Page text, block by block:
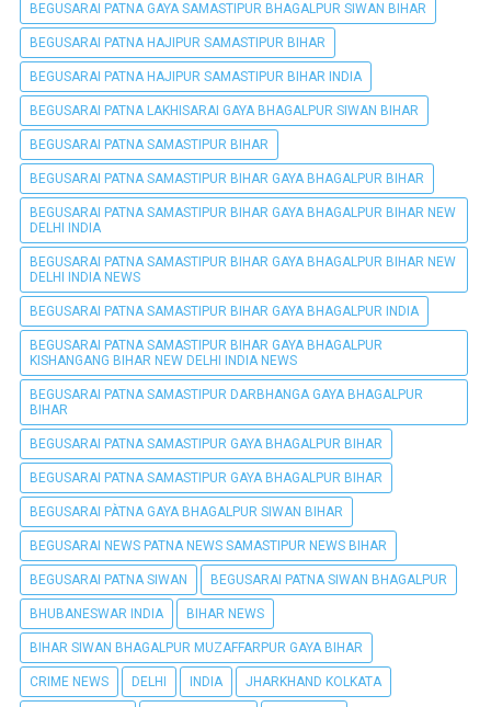
BEGUSARAI PATNA GAYA SAMASTIPUR BHAGALPUR SIWAN BIHAR
BEGUSARAI PATNA HAJIPUR SAMASTIPUR BIHAR
BEGUSARAI PATNA HAJIPUR SAMASTIPUR BIHAR INDIA
BEGUSARAI PATNA LAKHISARAI GAYA BHAGALPUR SIWAN BIHAR
BEGUSARAI PATNA SAMASTIPUR BIHAR
BEGUSARAI PATNA SAMASTIPUR BIHAR GAYA BHAGALPUR BIHAR
BEGUSARAI PATNA SAMASTIPUR BIHAR GAYA BHAGALPUR BIHAR NEW
DELHI INDIA
BEGUSARAI PATNA SAMASTIPUR BIHAR GAYA BHAGALPUR BIHAR NEW
DELHI INDIA NEWS
BEGUSARAI PATNA SAMASTIPUR BIHAR GAYA BHAGALPUR INDIA
BEGUSARAI PATNA SAMASTIPUR BIHAR GAYA BHAGALPUR
KISHANGANG BIHAR NEW DELHI INDIA NEWS
BEGUSARAI PATNA SAMASTIPUR DARBHANGA GAYA BHAGALPUR
BIHAR
BEGUSARAI PATNA SAMASTIPUR GAYA BHAGALPUR BIHAR
BEGUSARAI PATNA SAMASTIPUR GAYA BHAGALPUR BIHAR
BEGUSARAI PÀTNA GAYA BHAGALPUR SIWAN BIHAR
BEGUSARAI NEWS PATNA NEWS SAMASTIPUR NEWS BIHAR
BEGUSARAI PATNA SIWAN BEGUSARAI PATNA SIWAN BHAGALPUR
BHUBANESWAR INDIA BIHAR NEWS
BIHAR SIWAN BHAGALPUR MUZAFFARPUR GAYA BIHAR
CRIME NEWS DELHI INDIA JHARKHAND KOLKATA